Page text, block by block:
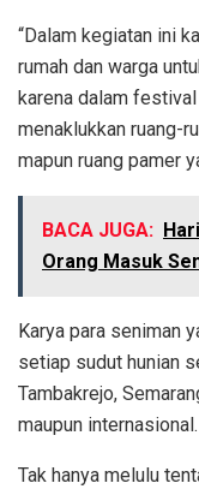
“Dalam kegiatan ini
rumah dan warga
karena dalam
menaklukkan ruang-
mapun ruang pamer
BACA JUGA:
Orang Masuk
Karya para seniman
setiap sudut hunian
Tambakrejo,
maupun internasional.
Tak hanya melulu